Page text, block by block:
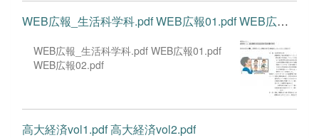
WEB広報_生活科学科.pdf WEB広報01.pdf WEB広報02.pdf
WEB広報_生活科学科.pdf WEB広報01.pdf
WEB広報02.pdf
高大経済vol1.pdf 高大経済vol2.pdf